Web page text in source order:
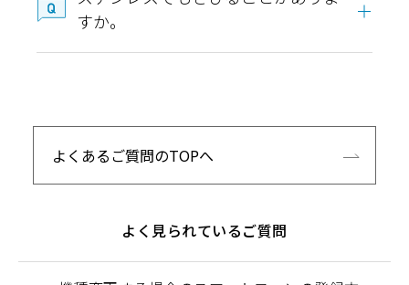
すか。
よくあるご質問のTOPへ
よく見られているご質問